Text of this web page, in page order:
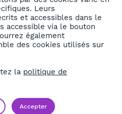
S'abonner
Leurs
et accessibles dans le
accessible via le bouton
également
des cookies utilisés sur
la politique de
Accepter